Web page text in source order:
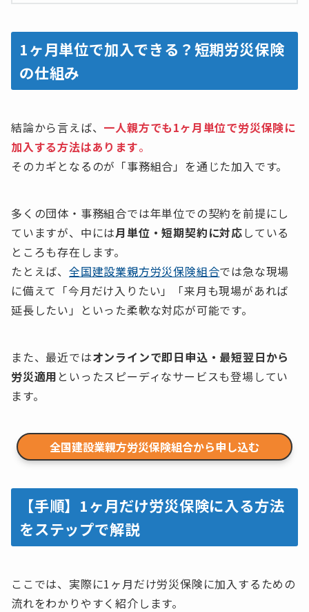
1ヶ月単位で加入できる？短期労災保険
の仕組み
結論から言えば、 一人親方でも1ヶ月単位で労災保険に
加入する方法はあります。
そのカギとなるのが「事務組合」を通じた加入です。
多くの団体・事務組合では年単位での契約を前提にし
ていますが、中には月単位・短期契約に対応している
ところも存在します。
たとえば、 全国建設業親方労災保険組合では急な現場
に備えて「今月だけ入りたい」「来月も現場があれば
延長したい」といった柔軟な対応が可能です。
また、最近ではオンラインで即日申込・最短翌日から
労災適用 といったスピーディなサービスも登場してい
ます。
全国建設業親方労災保険組合から申し込む
【手順】1ヶ月だけ労災保険に入る方法
をステップで解説
ここでは、実際に1ヶ月だけ労災保険に加入するための
流れをわかりやすく紹介します。